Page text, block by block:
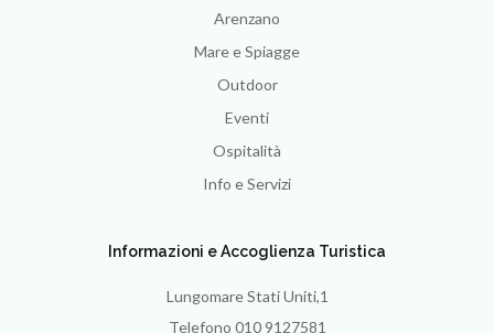
Arenzano
Mare e Spiagge
Outdoor
Eventi
Ospitalità
Info e Servizi
Informazioni e Accoglienza Turistica
Lungomare Stati Uniti,1
Telefono 010 9127581